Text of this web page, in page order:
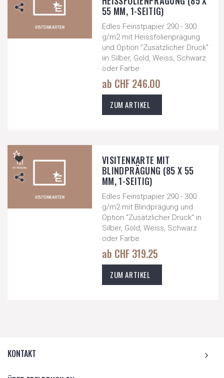
55 MM, 1-SEITIG)
Edles Feinstpapier 290 - 300
g/m2 mit Heissfolienprägung
und Option "Zusätzlicher Druck"
iin Silber, Gold, Weiss, Schwarz
oder Farbe
ab CHF 246.00
ZUM ARTIKEL
VISITENKARTE MIT
BLINDPRÄGUNG (85 X 55
MM, 1-SEITIG)
Edles Feinstpapier 290 - 300
g/m2 mit Blindprägung und
Option "Zusätzlicher Druck" in
Silber, Gold, Weiss, Schwarz
oder Farbe
ab CHF 319.25
ZUM ARTIKEL
KONTAKT